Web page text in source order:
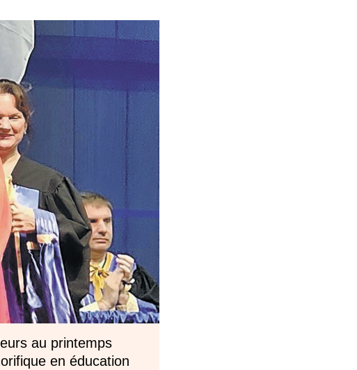
au printemps
en éducation